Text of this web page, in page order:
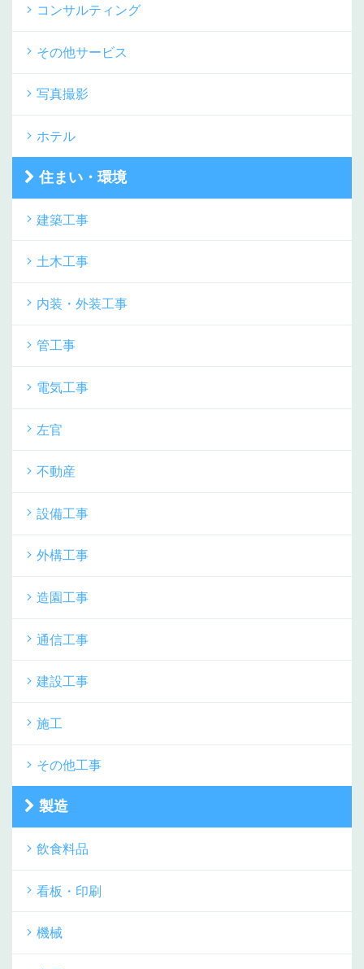
コンサルティング
その他サービス
写真撮影
ホテル
住まい・環境
建築工事
土木工事
内装・外装工事
管工事
電気工事
左官
不動産
設備工事
外構工事
造園工事
通信工事
建設工事
施工
その他工事
製造
飲食料品
看板・印刷
機械